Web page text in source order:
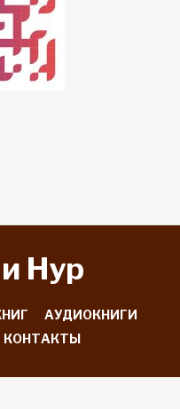
Hyp
АУДИОКНИГИ
КОНТАКТЫ